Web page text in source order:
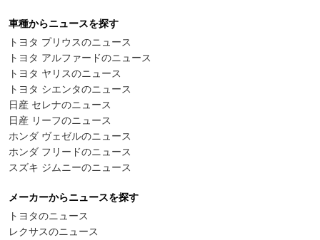
車種からニュースを探す
トヨタ プリウスのニュース
トヨタ アルファードのニュース
トヨタ ヤリスのニュース
トヨタ シエンタのニュース
日産 セレナのニュース
日産 リーフのニュース
ホンダ ヴェゼルのニュース
ホンダ フリードのニュース
スズキ ジムニーのニュース
メーカーからニュースを探す
トヨタのニュース
レクサスのニュース